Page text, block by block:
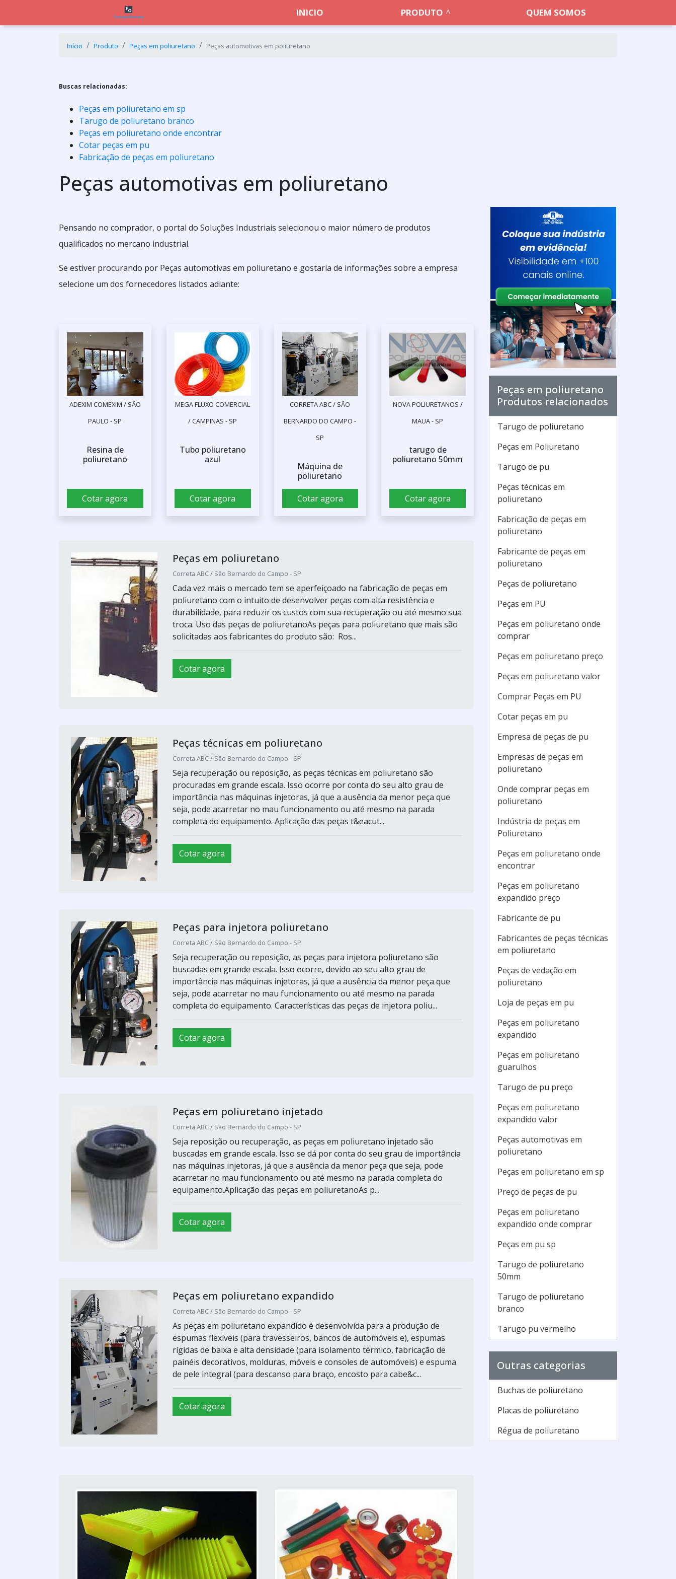
INICIO PRODUTO QUEM SOMOS
Início Produto Peças em poliuretano Peças automotivas em poliuretano
Buscas relacionadas:
Peças em poliuretano em sp
Tarugo de poliuretano branco
Peças em poliuretano onde encontrar
Cotar peças em pu
Fabricação de peças em poliuretano
Peças automotivas em poliuretano
Pensando no comprador, o portal do Soluções Industriais selecionou o maior número de produtos
qualificados no mercano industrial.
Se estiver procurando por Peças automotivas em poliuretano e gostaria de informações sobre a empresa
selecione um dos fornecedores listados adiante:
ADEXIM COMEXIM / SÃO
PAULO - SP
Resina de
poliuretano
Cotar agora
MEGA FLUXO COMERCIAL
/ CAMPINAS - SP
Tubo poliuretano
azul
Cotar agora
CORRETA ABC / SÃO
BERNARDO DO CAMPO -
SP
Máquina de
poliuretano
Cotar agora
NOVA POLIURETANOS /
MAUA - SP
tarugo de
poliuretano 50mm
Cotar agora
Peças em poliuretano
Correta ABC / São Bernardo do Campo - SP
Cada vez mais o mercado tem se aperfeiçoado na fabricação de peças em
poliuretano com o intuito de desenvolver peças com alta resistência e
durabilidade, para reduzir os custos com sua recuperação ou até mesmo sua
troca. Uso das peças de poliuretanoAs peças para poliuretano que mais são
solicitadas aos fabricantes do produto são: Ros...
Cotar agora
Peças técnicas em poliuretano
Correta ABC / São Bernardo do Campo - SP
Seja recuperação ou reposição, as peças técnicas em poliuretano são
procuradas em grande escala. Isso ocorre por conta do seu alto grau de
importância nas máquinas injetoras, já que a ausência da menor peça que
seja, pode acarretar no mau funcionamento ou até mesmo na parada
completa do equipamento. Aplicação das peças t&eacut...
Cotar agora
Peças para injetora poliuretano
Correta ABC / São Bernardo do Campo - SP
Seja recuperação ou reposição, as peças para injetora poliuretano são
buscadas em grande escala. Isso ocorre, devido ao seu alto grau de
importância nas máquinas injetoras, já que a ausência da menor peça que
seja, pode acarretar no mau funcionamento ou até mesmo na parada
completa do equipamento. Características das peças de injetora poliu...
Cotar agora
Peças em poliuretano injetado
Correta ABC / São Bernardo do Campo - SP
Seja reposição ou recuperação, as peças em poliuretano injetado são
buscadas em grande escala. Isso se dá por conta do seu grau de importância
nas máquinas injetoras, já que a ausência da menor peça que seja, pode
acarretar no mau funcionamento ou até mesmo na parada completa do
equipamento.Aplicação das peças em poliuretanoAs p...
Cotar agora
Peças em poliuretano expandido
Correta ABC / São Bernardo do Campo - SP
As peças em poliuretano expandido é desenvolvida para a produção de
espumas flexíveis (para travesseiros, bancos de automóveis e), espumas
rígidas de baixa e alta densidade (para isolamento térmico, fabricação de
painéis decorativos, molduras, móveis e consoles de automóveis) e espuma
de pele integral (para descanso para braço, encosto para cabe&c...
Cotar agora
Peças em poliuretano
Produtos relacionados
Tarugo de poliuretano
Peças em Poliuretano
Tarugo de pu
Peças técnicas em
poliuretano
Fabricação de peças em
poliuretano
Fabricante de peças em
poliuretano
Peças de poliuretano
Peças em PU
Peças em poliuretano onde
comprar
Peças em poliuretano preço
Peças em poliuretano valor
Comprar Peças em PU
Cotar peças em pu
Empresa de peças de pu
Empresas de peças em
poliuretano
Onde comprar peças em
poliuretano
Indústria de peças em
Poliuretano
Peças em poliuretano onde
encontrar
Peças em poliuretano
expandido preço
Fabricante de pu
Fabricantes de peças técnicas
em poliuretano
Peças de vedação em
poliuretano
Loja de peças em pu
Peças em poliuretano
expandido
Peças em poliuretano
guarulhos
Tarugo de pu preço
Peças em poliuretano
expandido valor
Peças automotivas em
poliuretano
Peças em poliuretano em sp
Preço de peças de pu
Peças em poliuretano
expandido onde comprar
Peças em pu sp
Tarugo de poliuretano
50mm
Tarugo de poliuretano
branco
Tarugo pu vermelho
Outras categorias
Buchas de poliuretano
Placas de poliuretano
Régua de poliuretano